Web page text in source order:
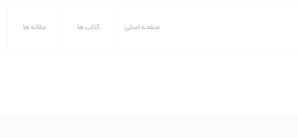
صفحه اصلی کتاب ها مقاله ها